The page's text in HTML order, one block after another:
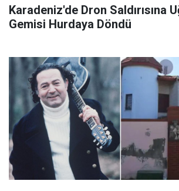
Karadeniz'de Dron Saldırısına
Gemisi Hurdaya Döndü